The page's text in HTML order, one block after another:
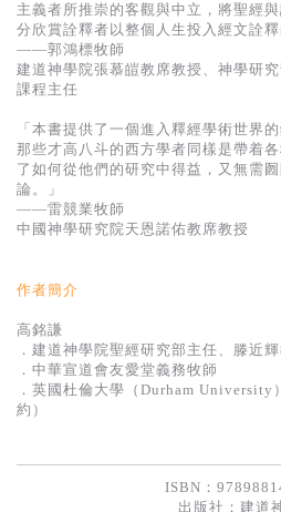
基道 Top 50
主義者所推崇的客觀與中立，將聖經
分欣賞詮釋者以整個人生投入經文詮釋
——郭鴻標牧師
建道神學院張慕皚教席教授、神學研
課程主任
「本書提供了一個進入釋經學術世界
那些才高八斗的西方學者同樣是帶着
了如何從他們的研究中得益，又無需
論。」
——雷競業牧師
中國神學研究院天恩諾佑教席教授
作者簡介
高銘謙
．建道神學院聖經研究部主任、滕近
．中華宣道會友愛堂義務牧師
．英國杜倫大學（Durham University
約）
ISBN：
出版社： 建道